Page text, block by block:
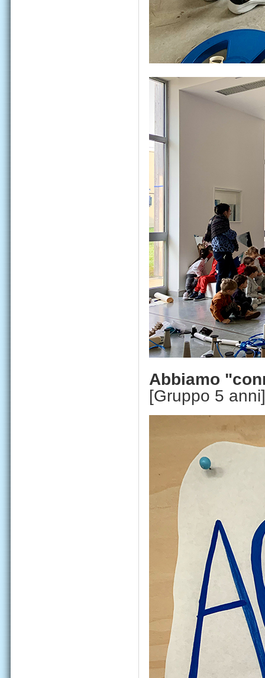
Abbiamo
[Gruppo 5 anni]